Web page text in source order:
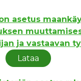
asetus
ja vastaavan
Lataa